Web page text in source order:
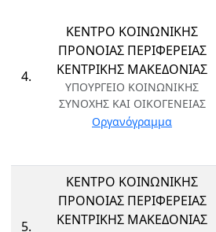
4.
ΚΕΝΤΡΟ ΚΟΙΝΩΝΙΚΗΣ
ΠΡΟΝΟΙΑΣ ΠΕΡΙΦΕΡΕΙΑΣ
ΚΕΝΤΡΙΚΗΣ ΜΑΚΕΔΟΝΙΑΣ
ΥΠΟΥΡΓΕΙΟ ΚΟΙΝΩΝΙΚΗΣ
ΣΥΝΟΧΗΣ ΚΑΙ ΟΙΚΟΓΕΝΕΙΑΣ
Οργανόγραμμα
5.
ΚΕΝΤΡΟ ΚΟΙΝΩΝΙΚΗΣ
ΠΡΟΝΟΙΑΣ ΠΕΡΙΦΕΡΕΙΑΣ
ΚΕΝΤΡΙΚΗΣ ΜΑΚΕΔΟΝΙΑΣ